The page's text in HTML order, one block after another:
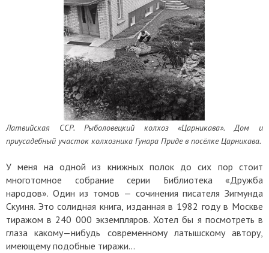
Латвийская ССР. Рыболовецкий колхоз «Царникава». Дом и
приусадебный участок колхозника Гунара Приде в посёлке Царникава.
У меня на одной из книжных полок до сих пор стоит
многотомное собрание серии Библиотека «Дружба
народов». Один из томов — сочинения писателя Зигмунда
Скуиня. Это солидная книга, изданная в 1982 году в Москве
тиражом в 240 000 экземпляров. Хотел бы я посмотреть в
глаза какому—нибудь современному латышскому автору,
имеющему подобные тиражи…